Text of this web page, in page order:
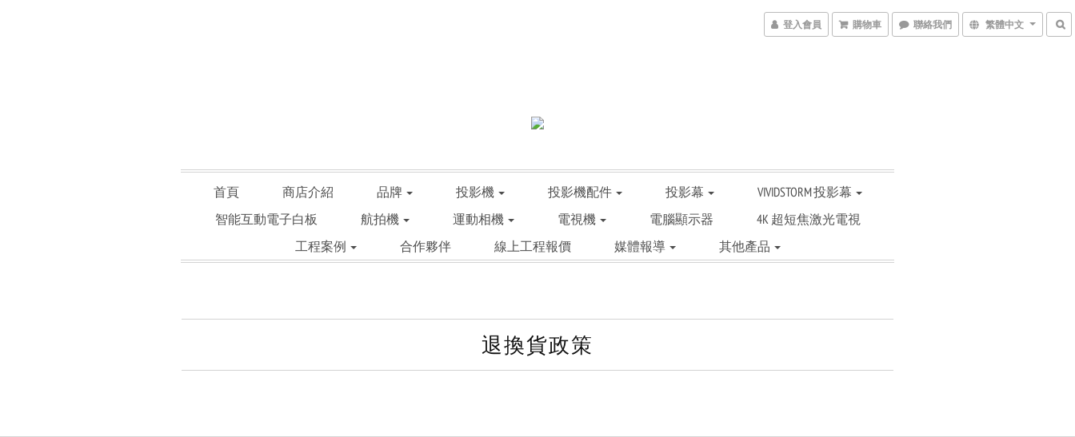
登入會員 購物車 聯絡我們 繁體中文
首頁 商店介紹 品牌 投影機 投影機配件 投影幕
VIVIDSTORM 投影幕
智能互動電子白板
航拍機 運動相機 電視機 電腦顯示器
4K 超短焦激光電視
工程案例
合作夥伴 線上工程報價 媒體報導 其他產品
退換貨政策